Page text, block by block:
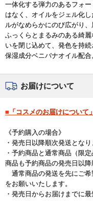
一体化する弾力のあるフォ
はなく、オイルをジェル化
ルがなめらかにのび広がり
ふっくらとまるみのある綺
いを閉じ込めて、発色を持続
保湿成分ベニバナオイル配合
お届けについて
■「コスメのお届けについて
《予約購入の場合》
・発売日以降順次発送となり
・予約商品と通常商品（限
商品も予約商品の発売日以降
通常商品の発送を先にご希
をお願いいたします。
・発売日からお届けまでに